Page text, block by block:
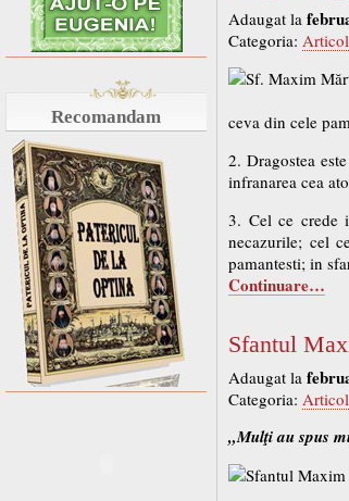
Recomandam
Adaugat la
Categoria:
ceva din cele
2. Dragostea
infranarea cea
3. Cel ce crede
necazurile; cel
pamantesti; in
Continuare…
Sfantul
Adaugat la
Categoria:
„Mulţi au spus